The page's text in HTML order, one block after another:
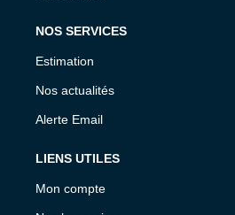
NOS SERVICES
Estimation
Nos actualités
Alerte Email
LIENS UTILES
Mon compte